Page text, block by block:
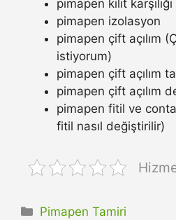
pimapen kilit
pimapen izolasyon
pimapen çift açılım
istiyorum)
pimapen çift açılım
pimapen çift açılım
pimapen fitil ve
fitil nasıl değiştirilir)
Kategoriler
Pimapen Tamiri